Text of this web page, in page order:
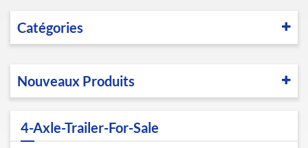
Catégories
Nouveaux Produits
4-Axle-Trailer-For-Sale